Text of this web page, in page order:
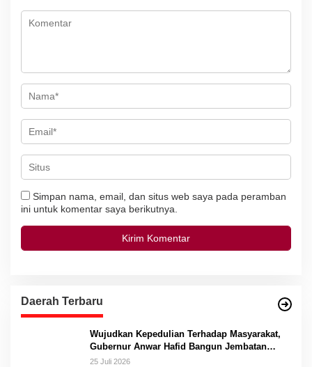
o
Simpan nama, email, dan situs web saya pada peramban
ini untuk komentar saya berikutnya.
Daerah Terbaru
Wujudkan Kepedulian Terhadap Masyarakat,
Gubernur Anwar Hafid Bangun Jembatan
Gantung Masungkang dengan Dana Pribadi
25 Juli 2026